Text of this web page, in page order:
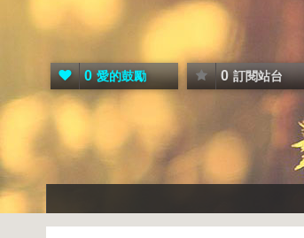
0 愛的鼓勵 0 訂閱站台